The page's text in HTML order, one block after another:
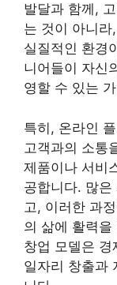
발달과 함께,
는 것이 아니
실질적인 환경
니어들이 자신
영할 수 있는
특히, 온라인
고객과의 소통
제품이나 서비
공합니다. 많
고, 이러한 과
의 삶에 활력
창업 모델은
일자리 창출과